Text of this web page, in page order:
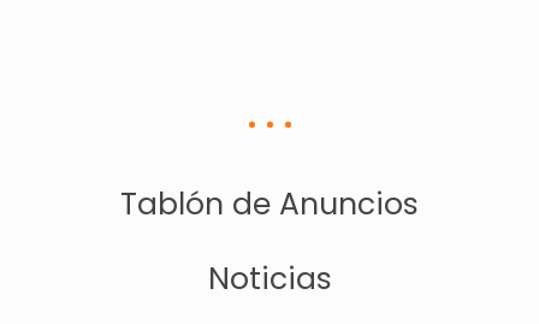
Tablón de Anuncios
Noticias